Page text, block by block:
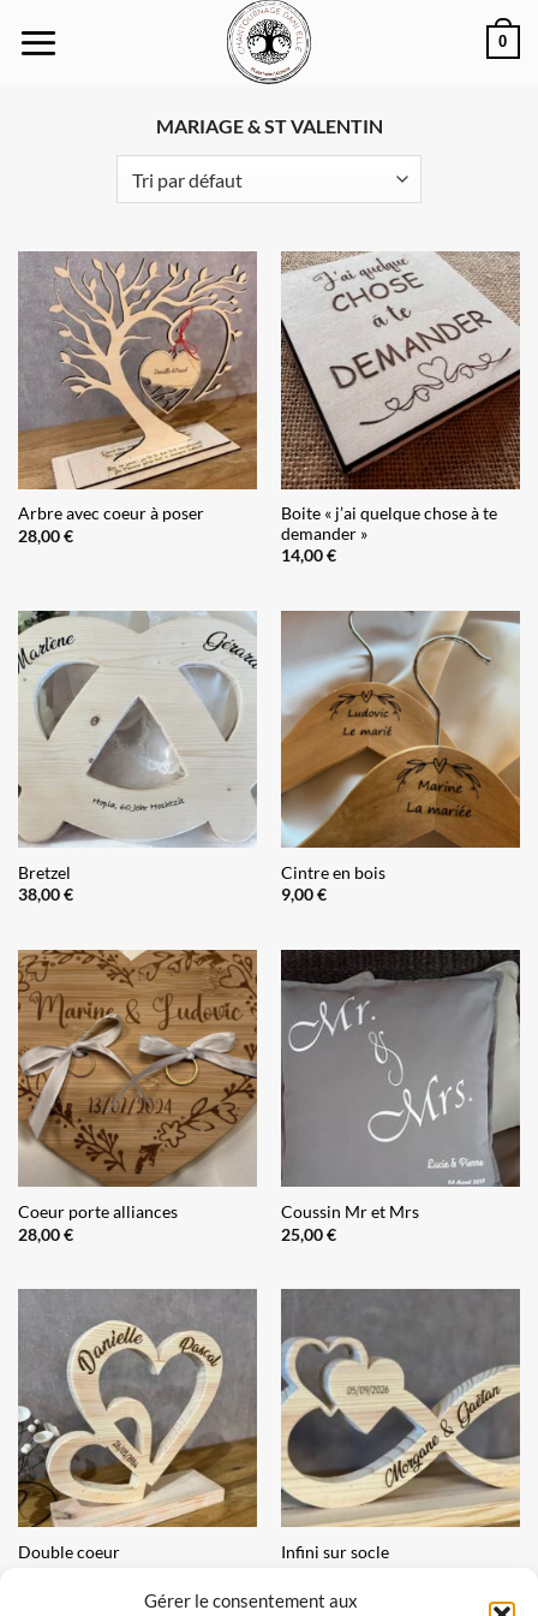
Gérer le consentement aux
0
MARIAGE & ST VALENTIN
Arbre avec coeur à poser
28,00€
Boite « j’ai quelque chose à te
demander »
14,00€
Bretzel
38,00€
Cintre en bois
9,00€
Coeur porte alliances
28,00€
Coussin Mr et Mrs
25,00€
Double coeur
Infini sur socle